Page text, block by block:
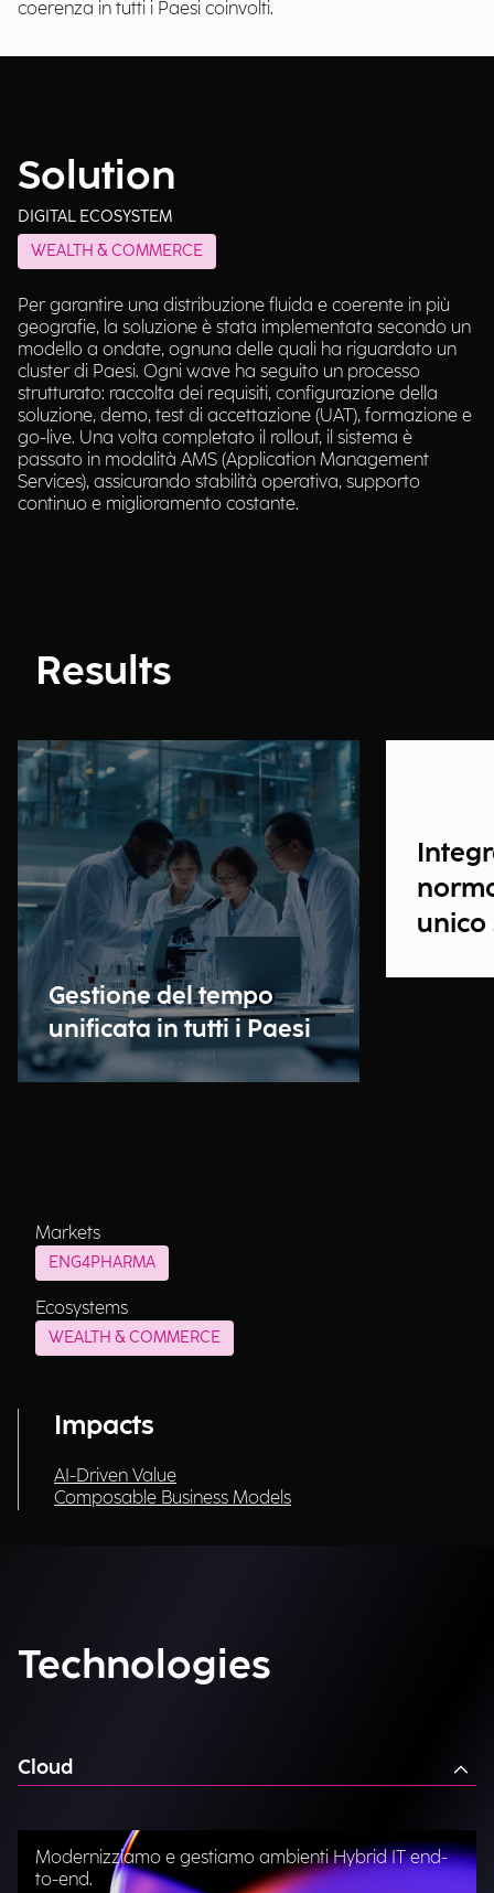
coerenza in tutti i Paesi coinvolti.
Solution
DIGITAL ECOSYSTEM
WEALTH & COMMERCE
Per garantire una distribuzione fluida e coerente in più
geografie, la soluzione è stata implementata secondo un
modello a ondate, ognuna delle quali ha riguardato un
cluster di Paesi. Ogni wave ha seguito un processo
strutturato: raccolta dei requisiti, configurazione della
soluzione, demo, test di accettazione (UAT), formazione e
go-live. Una volta completato il rollout, il sistema è
passato in modalità AMS (Application Management
Services), assicurando stabilità operativa, supporto
continuo e miglioramento costante.
Results
Gestione del tempo
unificata in tutti i Paesi
unico
Markets
ENG4PHARMA
Ecosystems
WEALTH & COMMERCE
Impacts
AI-Driven Value
Composable Business Models
Technologies
Cloud
Modernizziamo e gestiamo ambienti Hybrid IT end-
to-end.